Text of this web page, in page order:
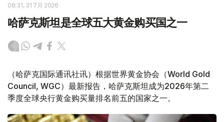
08:31, 31 7月 2026
哈萨克斯坦是全球五大黄金购买国之一
（哈萨克国际通讯社讯）根据世界黄金协会（World Gold
Council, WGC）最新报告，哈萨克斯坦成为2026年第二
季度全球央行黄金购买量排名前五的国家之一。